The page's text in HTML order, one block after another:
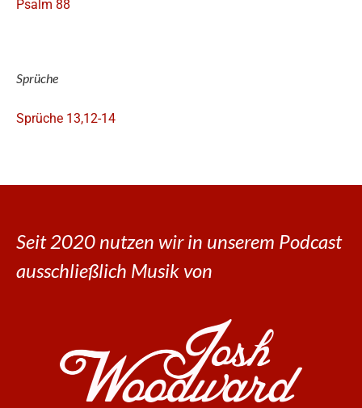
Psalm 88
Sprüche
Sprüche 13,12-14
Seit 2020 nutzen wir in unserem Podcast
ausschließlich Musik von